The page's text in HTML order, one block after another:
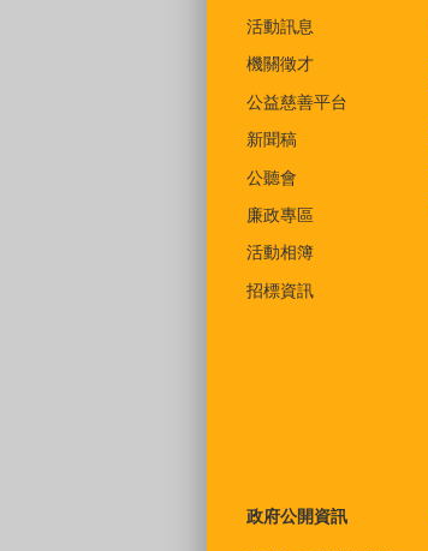
活動訊息
機關徵才
公益慈善平台
新聞稿
公聽會
廉政專區
活動相簿
招標資訊
政府公開資訊